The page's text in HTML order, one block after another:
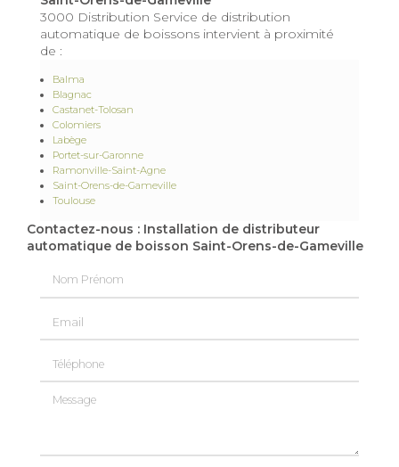
3000 Distribution Service de distribution
automatique de boissons intervient à proximité
de :
Balma
Blagnac
Castanet-Tolosan
Colomiers
Labège
Portet-sur-Garonne
Ramonville-Saint-Agne
Saint-Orens-de-Gameville
Toulouse
Contactez-nous : Installation de distributeur
automatique de boisson Saint-Orens-de-Gameville
Message